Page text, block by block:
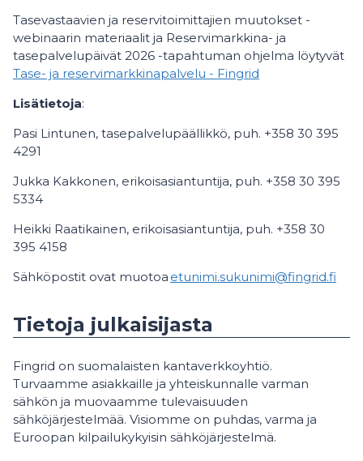
Tasevastaavien ja reservitoimittajien muutokset -
webinaarin materiaalit ja Reservimarkkina- ja
tasepalvelupäivät 2026 -tapahtuman ohjelma löytyvät
Tase- ja reservimarkkinapalvelu - Fingrid
Lisätietoja:
Pasi Lintunen, tasepalvelupäällikkö, puh. +358 30 395
4291
Jukka Kakkonen, erikoisasiantuntija, puh. +358 30 395
5334
Heikki Raatikainen, erikoisasiantuntija, puh. +358 30
395 4158
Sähköpostit ovat muotoa etunimi.sukunimi@fingrid.fi
Tietoja julkaisijasta
Fingrid on suomalaisten kantaverkkoyhtiö.
Turvaamme asiakkaille ja yhteiskunnalle varman
sähkön ja muovaamme tulevaisuuden
sähköjärjestelmää. Visiomme on puhdas, varma ja
Euroopan kilpailukykyisin sähköjärjestelmä.